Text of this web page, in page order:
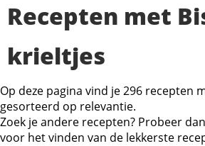
Recepten met
krieltjes
Op deze pagina vind je 296 recepten
gesorteerd op relevantie.
Zoek je andere recepten? Probeer
voor het vinden van de lekkerste